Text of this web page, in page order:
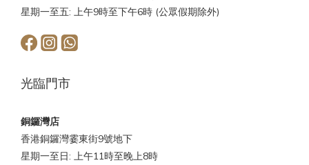
星期一至五: 上午9時至下午6時 (公眾假期除外)
光臨門市
銅鑼灣店
香港銅鑼灣霎東街9號地下
星期一至日: 上午11時至晚上8時